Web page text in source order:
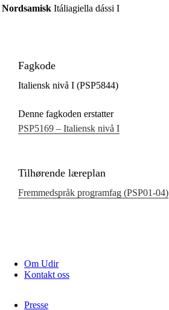
Nordsamisk Itáliagiella dássi I
Fagkode
Italiensk nivå I (PSP5844)
Denne fagkoden erstatter
PSP5169 – Italiensk nivå I
Tilhørende læreplan
Fremmedspråk programfag (PSP01‑04)
Om Udir
Kontakt oss
Presse